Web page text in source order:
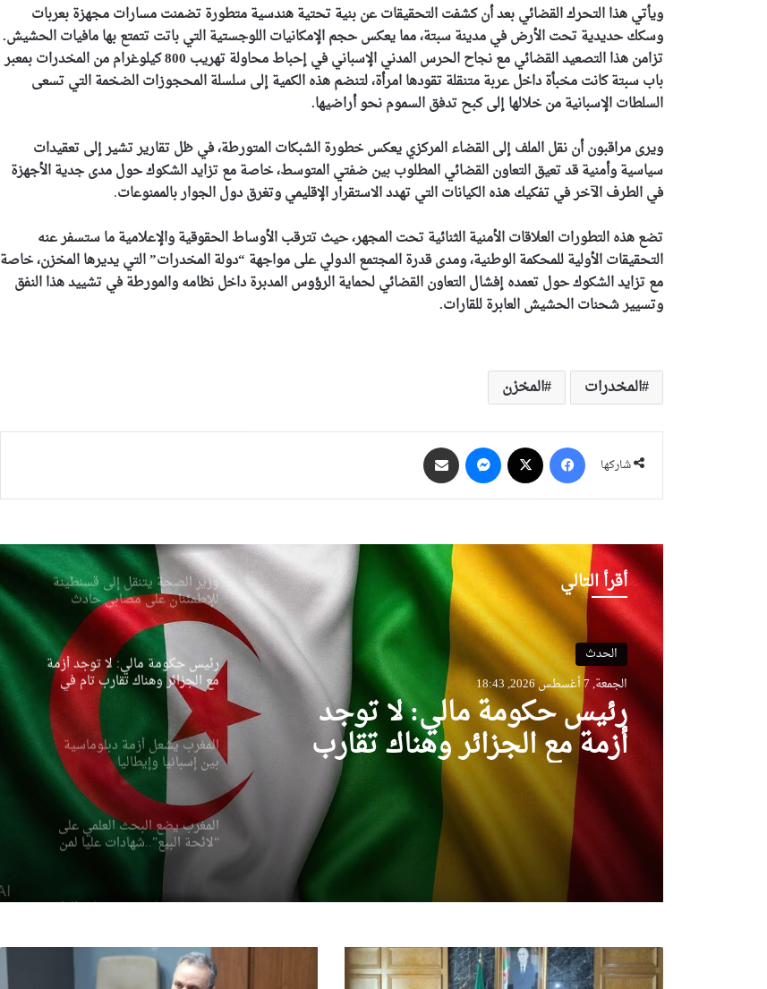
ويأتي هذا التحرك القضائي بعد أن كشفت التحقيقات عن بنية تحتية هندسية متطورة تضمنت مسارات مجهزة بعربات
وسكك حديدية تحت الأرض في مدينة سبتة، مما يعكس حجم الإمكانيات اللوجستية التي باتت تتمتع بها مافيات الحشيش.
تزامن هذا التصعيد القضائي مع نجاح الحرس المدني الإسباني في إحباط محاولة تهريب 800 كيلوغرام من المخدرات بمعبر
باب سبتة كانت مخبأة داخل عربة متنقلة تقودها امرأة، لتنضم هذه الكمية إلى سلسلة المحجوزات الضخمة التي تسعى
السلطات الإسبانية من خلالها إلى كبح تدفق السموم نحو أراضيها.
ويرى مراقبون أن نقل الملف إلى القضاء المركزي يعكس خطورة الشبكات المتورطة، في ظل تقارير تشير إلى تعقيدات
سياسية وأمنية قد تعيق التعاون القضائي المطلوب بين ضفتي المتوسط، خاصة مع تزايد الشكوك حول مدى جدية الأجهزة
في الطرف الآخر في تفكيك هذه الكيانات التي تهدد الاستقرار الإقليمي وتغرق دول الجوار بالممنوعات.
تضع هذه التطورات العلاقات الأمنية الثنائية تحت المجهر، حيث تترقب الأوساط الحقوقية والإعلامية ما ستسفر عنه
التحقيقات الأولية للمحكمة الوطنية، ومدى قدرة المجتمع الدولي على مواجهة “دولة المخدرات” التي يديرها المخزن، خاصة
مع تزايد الشكوك حول تعمده إفشال التعاون القضائي لحماية الرؤوس المدبرة داخل نظامه والمورطة في تشييد هذا النفق
وتسيير شحنات الحشيش العابرة للقارات.
المخدرات المخزن
شاركها
فيسبوك ماسنجر
أقرأ التالي
الحدث
الجمعة, 7 أغسطس 2026, 18:43
رئيس حكومة مالي: لا توجد
أزمة مع الجزائر وهناك تقارب
تام في وجهات النظر مع الرئيس
تبون
رئيس الجمهورية يعزي عائلة
الشيخ سعيد الحاج محمد بن
بتوجيهات من وزير الداخلية
..انطلاق حملة وطنية واسعة
للنظافة عبر مختلف ولايات
ضمان الأمن المائي أولوية وطنية
وزارة الصحة سخرت جميع
وزير الصحة يتنقل إلى قسنطينة
للإطمئنان على مصابي حادث
انقلاب حافلة
رئيس حكومة مالي: لا توجد أزمة
مع الجزائر وهناك تقارب تام في
وجهات النظر مع الرئيس تبون
المغرب يشعل أزمة دبلوماسية
بين إسبانيا وإيطاليا
المغرب يضع البحث العلمي على
“لائحة البيع”..شهادات عليا لمن
يملك المال فقط
صحيفة إسبانية: مخزونات الغاز
منذ عام 2011
اجتماع
تنسيقي